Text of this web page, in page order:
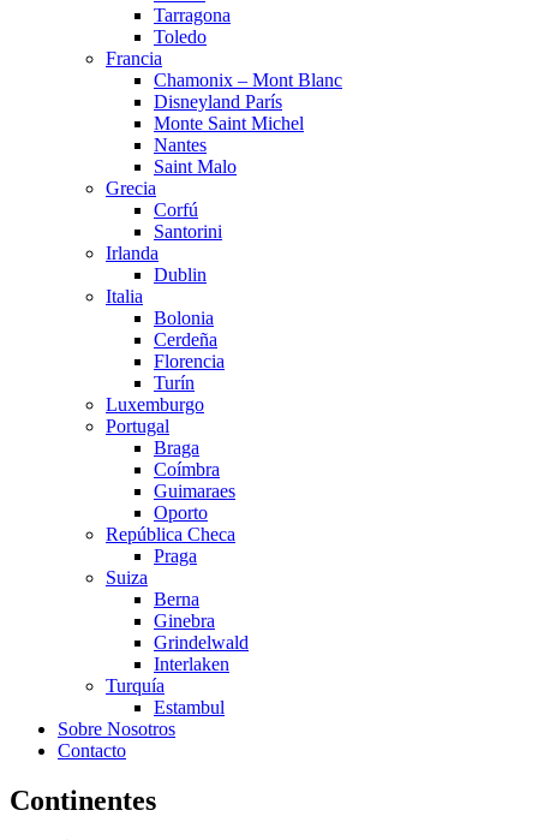
Tarragona
Toledo
Francia
Chamonix – Mont Blanc
Disneyland París
Monte Saint Michel
Nantes
Saint Malo
Grecia
Corfú
Santorini
Irlanda
Dublin
Italia
Bolonia
Cerdeña
Florencia
Turín
Luxemburgo
Portugal
Braga
Coímbra
Guimaraes
Oporto
República Checa
Praga
Suiza
Berna
Ginebra
Grindelwald
Interlaken
Turquía
Estambul
Sobre Nosotros
Contacto
Continentes